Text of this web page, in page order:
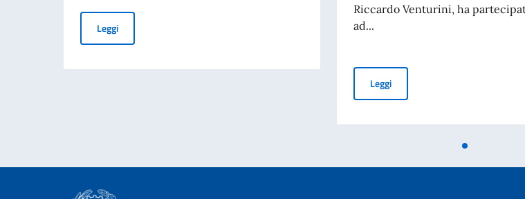
Leggi14.06. Incontro dell’Ambasciatrice Flumiani con il Vice Primo Ministro e Ministro dell’Ambiente
Riccardo Venturini, ha
ad...
Leggi06.06.24 Partecipazione